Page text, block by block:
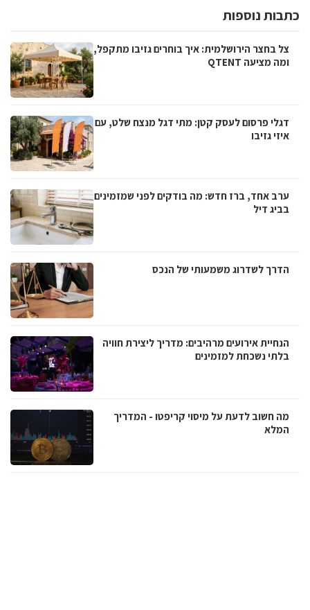
כתבות נוספות
צל בחצר הירושלמית: איך בוחרים גזיבו מתקפל,
ומה מציעה QTENT
דגלי פרסום לעסק קטן: מתי דגל מנצח שלט, עם
איזי גזיבו
ערב אחד, ברז חדש: מה בודקים לפני שמזמינים
בביג דיל
הדרך לשדרוג משמעותי של הנכס
הנחיית אירועים מרהיבים: מדריך ליצירת חוויה
בלתי נשכחת למזמינים
מה חשוב לדעת על מיסוי קריפטו - המדריך
המלא